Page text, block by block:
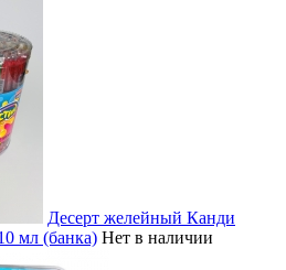
Десерт желейный Канди
мл (банка) Нет в наличии